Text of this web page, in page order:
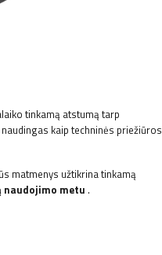
tinkamą atstumą tarp
kaip techninės priežiūros
matmenys užtikrina tinkamą
metu .